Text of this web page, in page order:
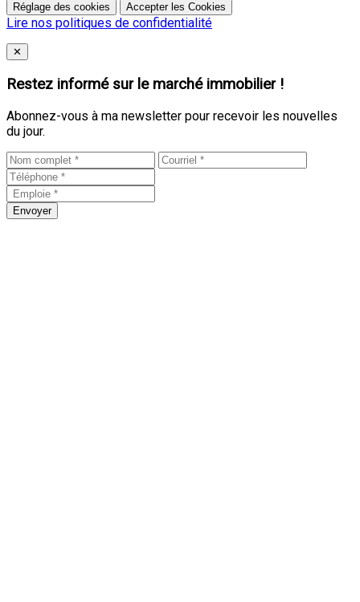
Réglage des cookies Accepter les Cookies
Lire nos politiques de confidentialité
Close
✕
Restez informé sur le marché immobilier !
Abonnez-vous à ma newsletter pour recevoir les nouvelles
du jour.
Envoyer